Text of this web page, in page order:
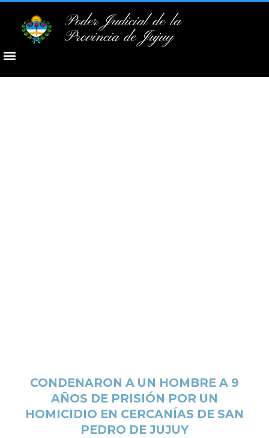
Poder Judicial de la
Provincia de Jujuy
CONDENARON A UN HOMBRE A 9
AÑOS DE PRISIÓN POR UN
HOMICIDIO EN CERCANÍAS DE SAN
PEDRO DE JUJUY